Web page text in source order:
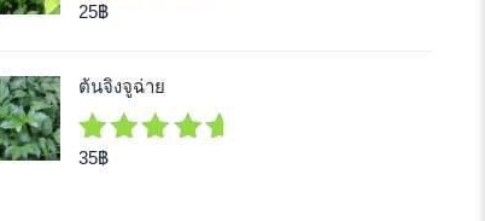
5.00
25฿
ต้นจิงจูฉ่าย
5.00
35฿